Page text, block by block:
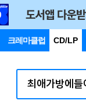
크레마클럽 CD/LP